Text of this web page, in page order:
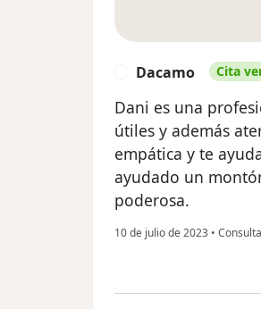
Dacamo Cita
Dani es una
útiles y además
empática y te
ayudado un
poderosa.
10 de julio de 2023 •